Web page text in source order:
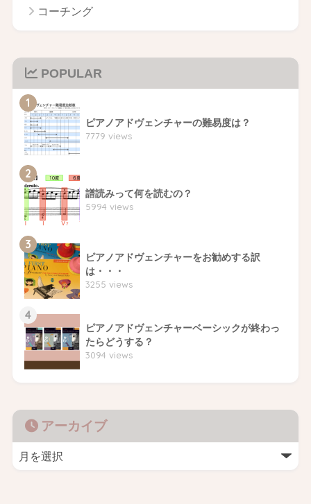
コーチング
POPULAR
1
ピアノアドヴェンチャーの難易度は？
7779 views
2
譜読みって何を読むの？
5994 views
3
ピアノアドヴェンチャーをお勧めする訳
は・・・
3255 views
4
ピアノアドヴェンチャーベーシックが終わっ
たらどうする？
3094 views
アーカイブ